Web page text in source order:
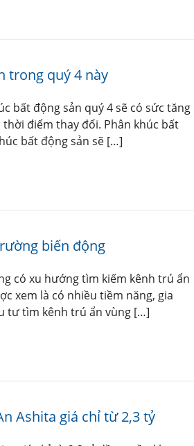
trong quý 4 này
bất động sản quý 4 sẽ có sức tăng
điểm thay đổi. Phân khúc bất
bất động sản sẽ […]
biến động
có xu hướng tìm kiếm kênh trú ẩn
xem là có nhiều tiềm năng, gia
tư tìm kênh trú ẩn vùng […]
Ashita giá chỉ từ 2,3 tỷ